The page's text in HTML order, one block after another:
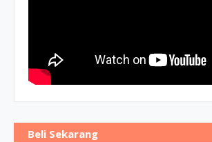
Beli Sekarang